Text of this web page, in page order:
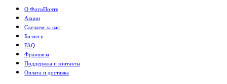
О ФотоПочте
Акции
Сделаем за вас
Бизнесу
FAQ
Франшиза
Поддержка и контакты
Оплата и доставка